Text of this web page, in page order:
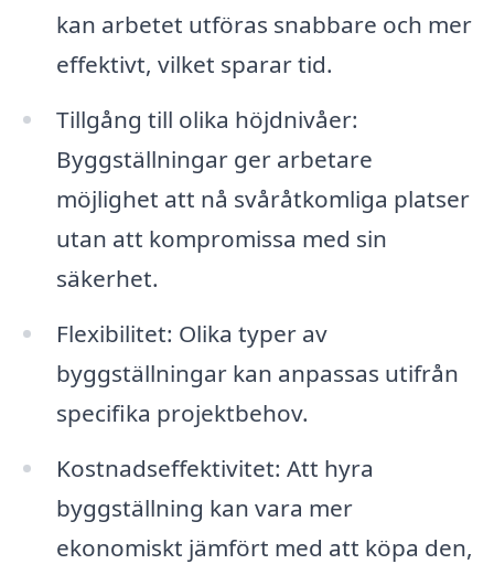
kan arbetet utföras snabbare och mer
effektivt, vilket sparar tid.
Tillgång till olika höjdnivåer:
Byggställningar ger arbetare
möjlighet att nå svåråtkomliga platser
utan att kompromissa med sin
säkerhet.
Flexibilitet: Olika typer av
byggställningar kan anpassas utifrån
specifika projektbehov.
Kostnadseffektivitet: Att hyra
byggställning kan vara mer
ekonomiskt jämfört med att köpa den,